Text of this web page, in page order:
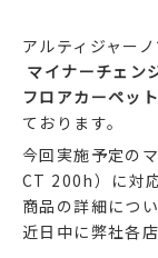
アルティジャー
マイナーチェン
フロアカーペッ
ております。
今回実施予定の
CT 200h）に対
商品の詳細につい
近日中に弊社各